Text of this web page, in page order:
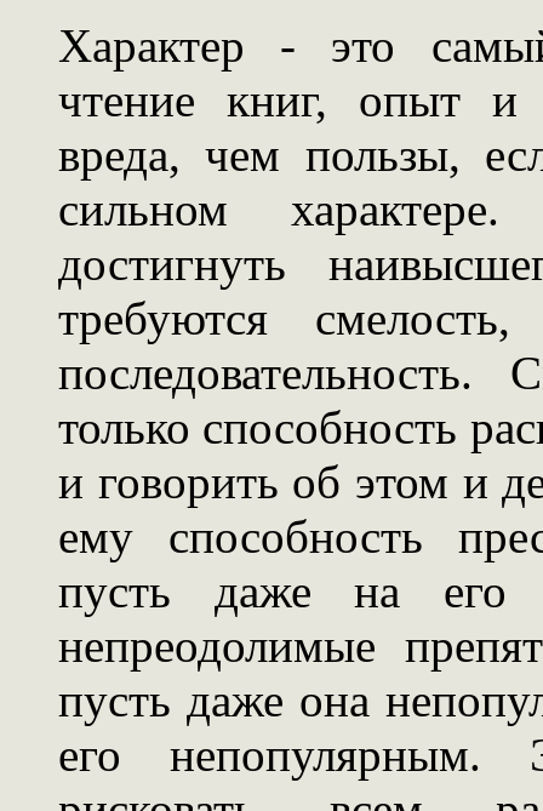
Характер - это
чтение книг, опыт и
вреда, чем пользы,
сильном
достигнуть
требуются
только способность
и говорить об этом и
ему способность
пусть даже на его
непреодолимые
пусть даже она
его непопулярным.